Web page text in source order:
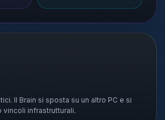
Il Brain si sposta su un altro PC e si
infrastrutturali.